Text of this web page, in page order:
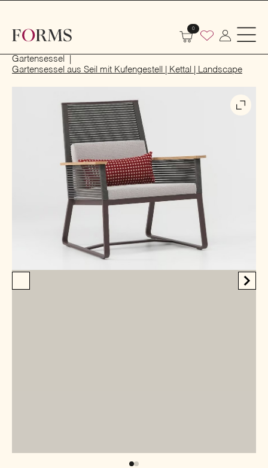
0
Gartensessel
Gartensessel aus Seil mit Kufengestell | Kettal | Landscape